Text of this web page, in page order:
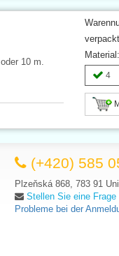
Material:
4
10 m.
(+420) 585
Plzeňská 868, 783 91
Stellen Sie eine Frage
Probleme bei der